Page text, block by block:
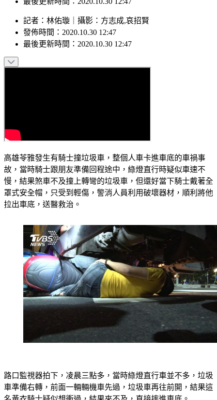
記者：林佑璇｜攝影：方志成,哀招賢
發佈時間：2020.10.30 12:47
高雄苓雅發生有騎士撞垃圾車，整個人車卡進車底的車禍事
故，當時騎士跟朋友準備回程途中，綠燈直行時疑似車速不
慢，結果煞車不及撞上轉彎的垃圾車，但還好當下騎士戴著全
罩式安全帽，只受到輕傷，警消人員利用破壞器材，順利將他
路口監視器拍下，凌晨三點多，當時綠燈直行車並不多，垃圾